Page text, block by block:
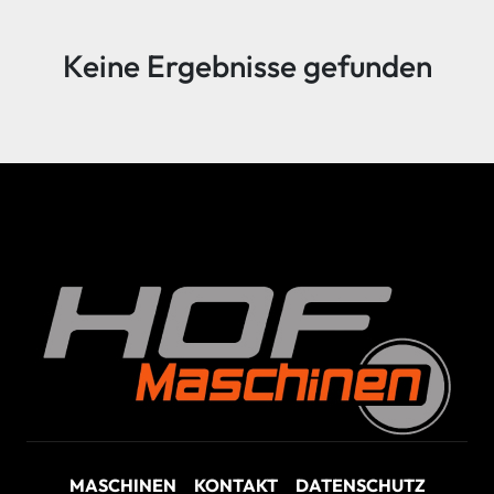
Keine Ergebnisse gefunden
MASCHINEN KONTAKT DATENSCHUTZ